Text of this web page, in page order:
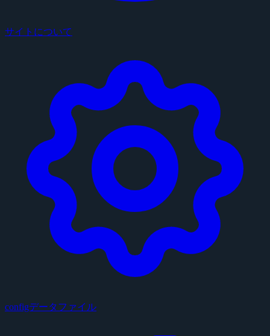
サイトについて
configデータファイル